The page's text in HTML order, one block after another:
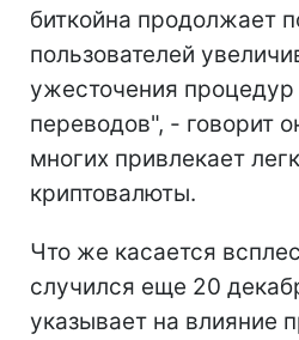
биткойна продолжает
пользователей
ужесточения процедур
переводов", - говорит
многих привлекает
криптовалюты.
Что же касается
случился еще 20
указывает на влияние